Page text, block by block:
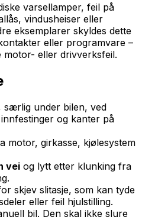
varsellamper, feil på
vindusheiser eller
eksemplarer skyldes dette
eller programvare –
motor- eller drivverksfeil.
særlig under bilen, ved
og kanter på
motor, girkasse, kjølesystem
vei og lytt etter klunking fra
skjev slitasje, som kan tyde
eller feil hjulstilling.
bil. Den skal ikke slure